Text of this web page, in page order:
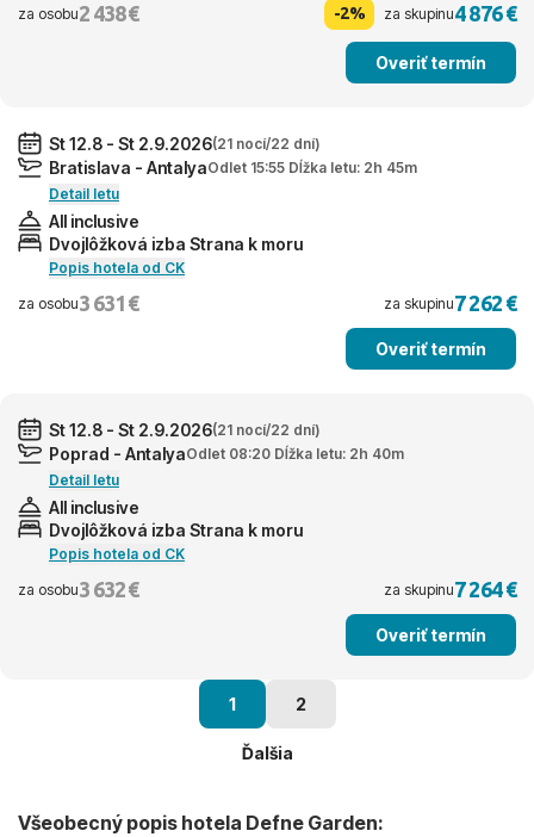
za osobu2 438 € -2% za skupinu4 876 €
Overiť termín
St 12.8 - St 2.9.2026(21 nocí/22 dní)
Bratislava - AntalyaOdlet 15:55 Dĺžka letu: 2h 45m
Detail letu
All inclusive
Dvojlôžková izba Strana k moru
Popis hotela od CK
za osobu3 631 € za skupinu7 262 €
Overiť termín
St 12.8 - St 2.9.2026(21 nocí/22 dní)
Poprad - AntalyaOdlet 08:20 Dĺžka letu: 2h 40m
Detail letu
All inclusive
Dvojlôžková izba Strana k moru
Popis hotela od CK
za osobu3 632 € za skupinu7 264 €
Overiť termín
1 2
Ďalšia
Všeobecný popis hotela Defne Garden: